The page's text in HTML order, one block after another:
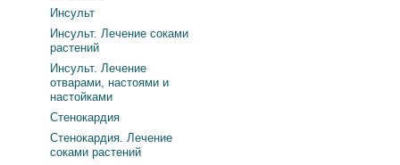
Инсульт
Инсульт. Лечение соками
растений
Инсульт. Лечение
отварами, настоями и
настойками
Стенокардия
Стенокардия. Лечение
соками растений